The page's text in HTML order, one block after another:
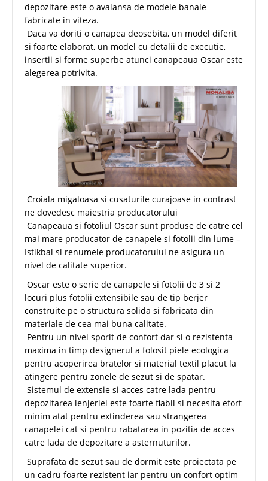
depozitare este o avalansa de modele banale
fabricate in viteza.
Daca va doriti o canapea deosebita, un model diferit
si foarte elaborat, un model cu detalii de executie,
insertii si forme superbe atunci canapeaua Oscar este
alegerea potrivita.
Croiala migaloasa si cusaturile curajoase in contrast
ne dovedesc maiestria producatorului
Canapeaua si fotoliul Oscar sunt produse de catre cel
mai mare producator de canapele si fotolii din lume –
Istikbal si renumele producatorului ne asigura un
nivel de calitate superior.
Oscar este o serie de canapele si fotolii de 3 si 2
locuri plus fotolii extensibile sau de tip berjer
construite pe o structura solida si fabricata din
materiale de cea mai buna calitate.
Pentru un nivel sporit de confort dar si o rezistenta
maxima in timp designerul a folosit piele ecologica
pentru acoperirea bratelor si material textil placut la
atingere pentru zonele de sezut si de spatar.
Sistemul de extensie si acces catre lada pentru
depozitarea lenjeriei este foarte fiabil si necesita efort
minim atat pentru extinderea sau strangerea
canapelei cat si pentru rabatarea in pozitia de acces
catre lada de depozitare a asternuturilor.
Suprafata de sezut sau de dormit este proiectata pe
un cadru foarte rezistent iar pentru un confort optim